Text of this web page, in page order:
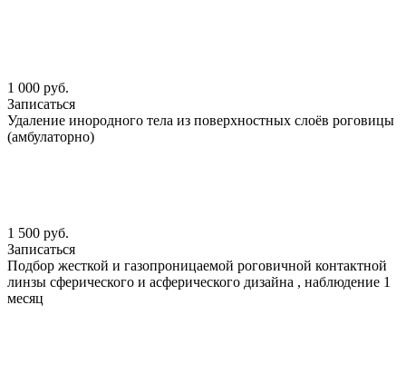
1 000 руб.
Записаться
Удаление инородного тела из поверхностных слоёв роговицы
(амбулаторно)
1 500 руб.
Записаться
Подбор жесткой и газопроницаемой роговичной контактной
линзы сферического и асферического дизайна , наблюдение 1
месяц